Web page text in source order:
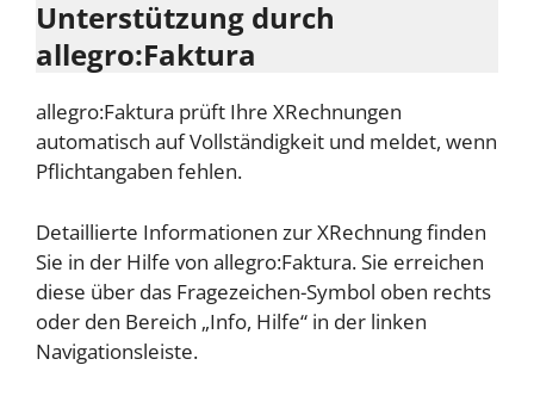
Unterstützung durch
allegro:Faktura
allegro:Faktura prüft Ihre XRechnungen
automatisch auf Vollständigkeit und meldet, wenn
Pflichtangaben fehlen.
Detaillierte Informationen zur XRechnung finden
Sie in der Hilfe von allegro:Faktura. Sie erreichen
diese über das Fragezeichen-Symbol oben rechts
oder den Bereich „Info, Hilfe“ in der linken
Navigationsleiste.